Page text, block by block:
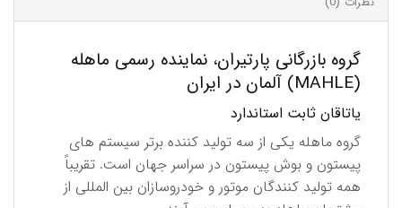
گروه بازرگانی پارتیران، نماینده رسمی ماهله
(MAHLE) آلمان در ایران
یاتاقان ثابت استاندارد
گروه ماهله یکی از سه تولید کننده برتر سیستم های
پیستون و بوش پیستون در سراسر جهان است. تقریباً
همه تولید کنندگان موتور و خودروسازان بین المللی از